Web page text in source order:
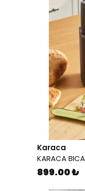
Karaca
899.00 ₺